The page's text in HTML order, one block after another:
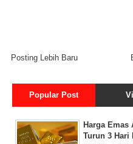
Posting Lebih Baru
Popular Post
Harga Emas
Turun 3 Hari